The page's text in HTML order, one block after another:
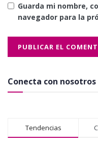
Guarda mi nombre,
navegador para la
Conecta con nosotros
Tendencias